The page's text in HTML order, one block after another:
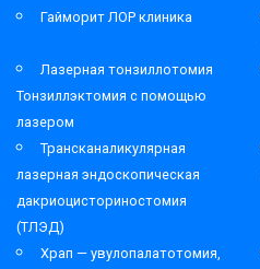
Гайморит ЛОР клиника
Лазерная тонзиллотомия
Тонзиллэктомия с помощью
лазером
Трансканаликулярная
лазерная эндоскопическая
дакриоцисториностомия
(ТЛЭД)
Храп — увулопалатотомия,